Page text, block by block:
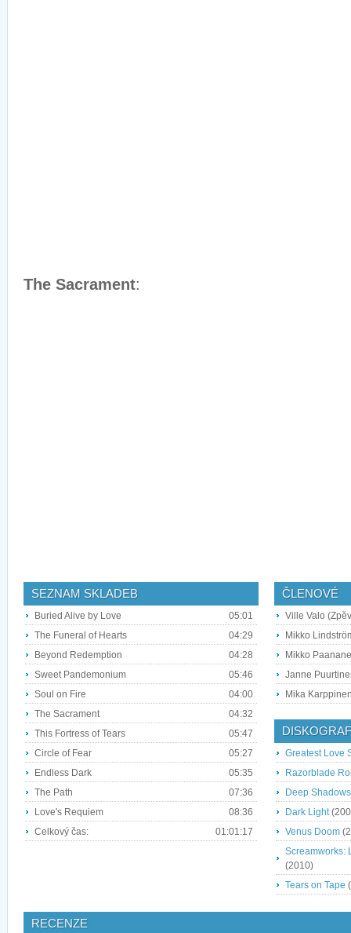
The Sacrament:
SEZNAM SKLADEB
Buried Alive by Love
05:01
The Funeral of Hearts
04:29
Beyond Redemption
04:28
Sweet Pandemonium
05:46
Soul on Fire
04:00
The Sacrament
04:32
This Fortress of Tears
05:47
Circle of Fear
05:27
Endless Dark
05:35
The Path
07:36
Love's Requiem
08:36
Celkový čas:
01:01:17
ČLENOVÉ
Ville Valo
Mikko
Mikko
Janne
Mika
Greatest Love
Razorblade
Deep
Dark Light
Venus Doom
Screamworks:
(2010)
Tears on Tape
RECENZE